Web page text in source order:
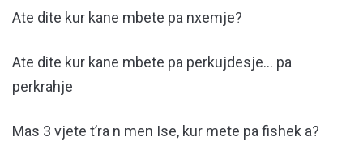
Ate dite kur kane mbete pa nxemje?
Ate dite kur kane mbete pa perkujdesje… pa
perkrahje
Mas 3 vjete t’ra n men Ise, kur mete pa fishek a?